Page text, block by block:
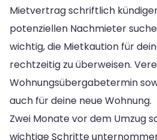
Mietvertrag schriftlich
potenziellen Nachmieter
wichtig, die Mietkaution für
rechtzeitig zu überweisen.
Wohnungsübergabetermin
auch für deine neue Wohnung.
Zwei Monate vor dem Umzug
wichtige Schritte